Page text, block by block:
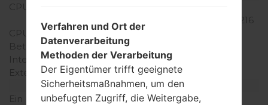
CPU
Snapdragon 410 MSM8216
CPU-Kerne
Quad-core
Betriebsgedächtnis
Interner Speicher
8GB
Externer Speicher
MicroSD, zu 32 GB
Netzwerk und Daten
Ein paar Plätze für SIM-
1 Micro-SIM
Verfahren und Ort der
Datenverarbeitung
Methoden der Verarbeitung
Der Eigentümer trifft geeignete
Sicherheitsmaßnahmen, um den
unbefugten Zugriff, die Weitergabe,